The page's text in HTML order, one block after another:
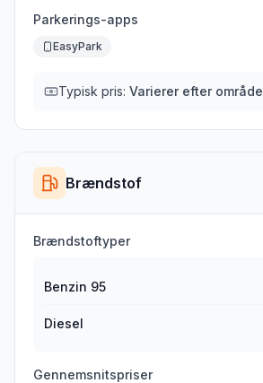
Parkerings-apps
EasyPark
Typisk pris: Varierer efter område
Brændstof
Brændstoftyper
Benzin 95
Diesel
Gennemsnitspriser